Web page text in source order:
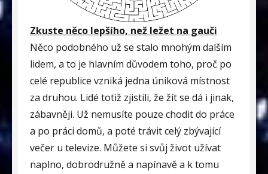
Zkuste něco lepšího, než ležet na gauči
Něco podobného už se stalo mnohým dalším
lidem, a to je hlavním důvodem toho, proč po
celé republice vzniká jedna úniková místnost
za druhou. Lidé totiž zjistili, že žít se dá i jinak,
zábavněji. Už nemusíte pouze chodit do práce
a po práci domů, a poté trávit celý zbývající
večer u televize. Můžete si svůj život užívat
naplno, dobrodružně a napínavě a k tomu